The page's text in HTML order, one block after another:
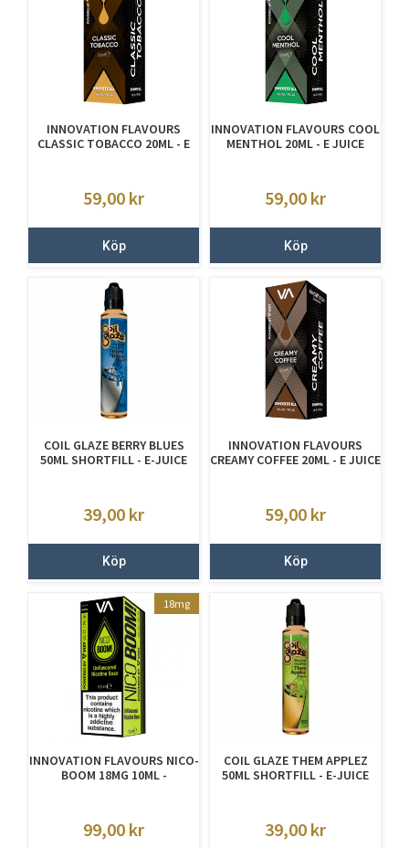
INNOVATION FLAVOURS
CLASSIC TOBACCO 20ML - E
59,00 kr
Köp
INNOVATION FLAVOURS COOL
MENTHOL 20ML - E JUICE
59,00 kr
Köp
COIL GLAZE BERRY BLUES
50ML SHORTFILL - E-JUICE
39,00 kr
Köp
INNOVATION FLAVOURS
CREAMY COFFEE 20ML - E JUICE
59,00 kr
Köp
18mg
INNOVATION FLAVOURS NICO-
BOOM 18MG 10ML -
99,00 kr
COIL GLAZE THEM APPLEZ
50ML SHORTFILL - E-JUICE
39,00 kr